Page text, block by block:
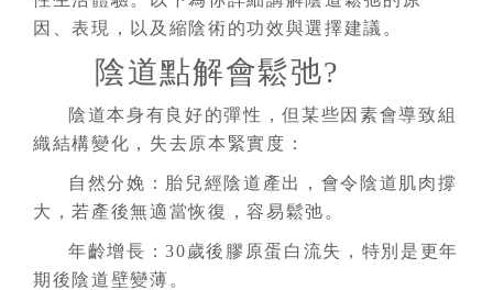
因、表現，以及縮陰術的功效與選擇建議。
陰道點解會鬆弛?
陰道本身有良好的彈性，但某些因素會導致組
織結構變化，失去原本緊實度：
自然分娩：胎兒經陰道產出，會令陰道肌肉撐
大，若產後無適當恢復，容易鬆弛。
年齡增長：30歲後膠原蛋白流失，特別是更年
期後陰道壁變薄。